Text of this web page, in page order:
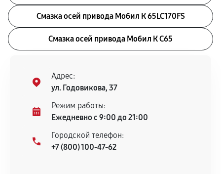
Смазка осей привода Мобил К 65LC170FS
Смазка осей привода Мобил К С65
Адрес:
ул. Годовикова, 37
Режим работы:
Ежедневно с 9:00 до 21:00
Городской телефон:
+7 (800) 100-47-62